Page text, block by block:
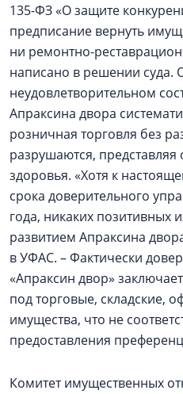
135-ФЗ «О защите
предписание вернуть
ни ремонтно-
написано в решении суда.
неудовлетворительном
Апраксина двора
розничная торговля без
разрушаются,
здоровья. «Хотя к
срока доверительного
года, никаких позитивных
развитием Апраксина
в УФАС. – Фактически
«Апраксин двор»
под торговые, складские,
имущества, что не
предоставления
Комитет имущественных